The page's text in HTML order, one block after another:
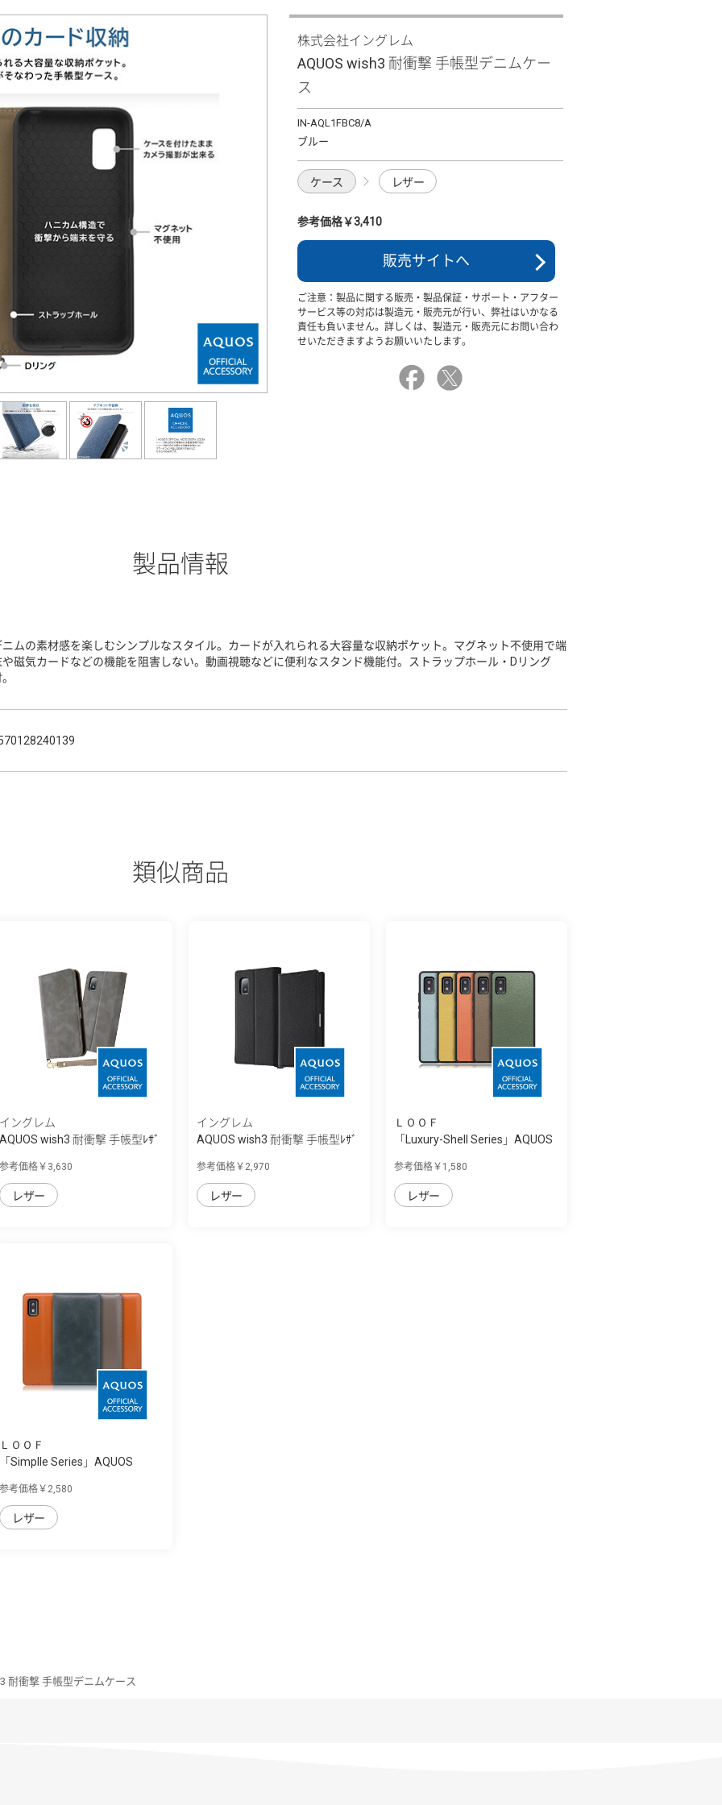
株式会社イングレム
AQUOS wish3 耐衝撃 手帳型デニムケー
ス
IN-AQL1FBC8/A
ブルー
ケース レザー
参考価格￥3,410
販売サイトへ
ご注意：製品に関する販売・製品保証・サポート・アフター
サービス等の対応は製造元・販売元が行い、弊社はいかなる
責任も負いません。詳しくは、製造元・販売元にお問い合わ
せいただきますようお願いいたします。
製品情報
ニムの素材感を楽しむシンプルなスタイル。カードが入れられる大容量な収納ポケット。マグネット不使用で端
や磁気カードなどの機能を阻害しない。動画視聴などに便利なスタンド機能付。ストラップホール・Dリング
類似商品
イングレム
AQUOS wish3 耐衝撃 手帳型ﾚｻﾞ
参考価格￥3,630
レザー
イングレム
AQUOS wish3 耐衝撃 手帳型ﾚｻﾞ
参考価格￥2,970
レザー
ＬＯＯＦ
「Luxury-Shell Series」AQUOS
参考価格￥1,580
レザー
ＬＯＯＦ
「Simplle Series」AQUOS
参考価格￥2,580
レザー
耐衝撃 手帳型デニムケース